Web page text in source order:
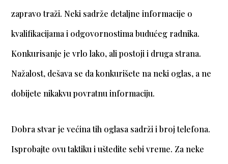
zapravo traži. Neki sadrže detaljne informacije o
kvalifikacijama i odgovornostima budućeg radnika.
Konkurisanje je vrlo lako, ali postoji i druga strana.
Nažalost, dešava se da konkurišete na neki oglas, a ne
dobijete nikakvu povratnu informaciju.
Dobra stvar je većina tih oglasa sadrži i broj telefona.
Isprobajte ovu taktiku i uštedite sebi vreme. Za neke